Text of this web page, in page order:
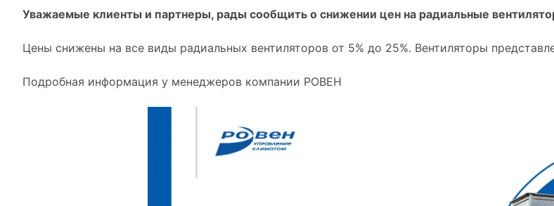
Уважаемые клиенты и партнеры, рады сообщить о снижении цен на радиальные
Цены снижены на все виды радиальных вентиляторов от 5% до 25%. Вентиляторы
Подробная информация у менеджеров компании РОВЕН